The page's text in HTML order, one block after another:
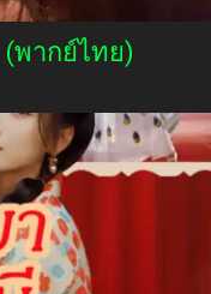
(พากย์ไทย)